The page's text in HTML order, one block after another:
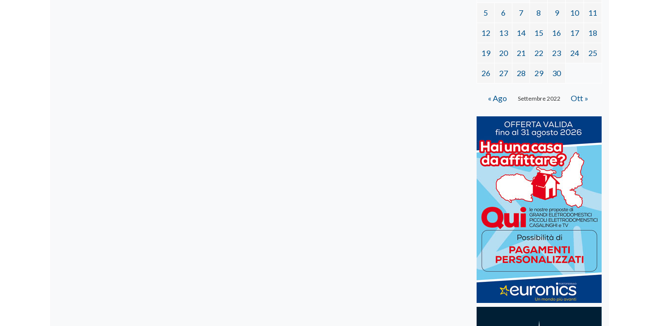
Settembre 2022
5 6 7 8 9 10 11
12 13 14 15 16 17 18
19 20 21 22 23 24 25
26 27 28 29 30
« Ago Ott »